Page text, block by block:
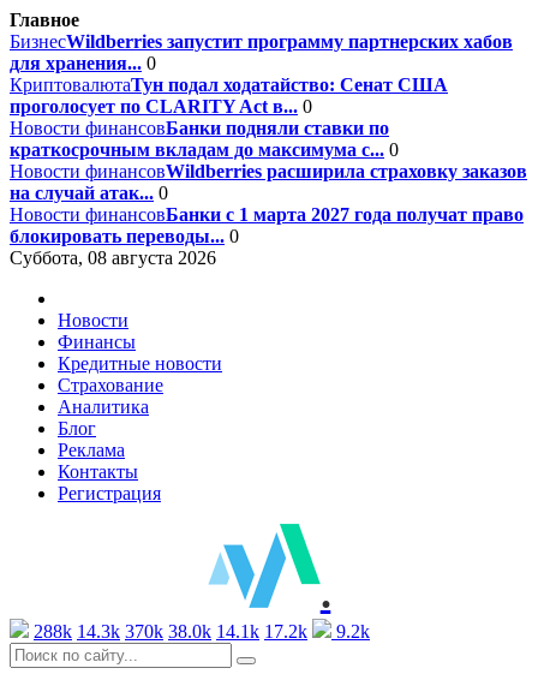
Главное
БизнесWildberries запустит программу партнерских хабов
для хранения... 0
КриптовалютаТун подал ходатайство: Сенат США
проголосует по CLARITY Act в... 0
Новости финансовБанки подняли ставки по
краткосрочным вкладам до максимума с... 0
Новости финансовWildberries расширила страховку заказов
на случай атак... 0
Новости финансовБанки с 1 марта 2027 года получат право
блокировать переводы... 0
Суббота, 08 августа 2026
Новости
Финансы
Кредитные новости
Страхование
Аналитика
Блог
Реклама
Контакты
Регистрация
.
288k 14.3k 370k 38.0k 14.1k 17.2k 9.2k